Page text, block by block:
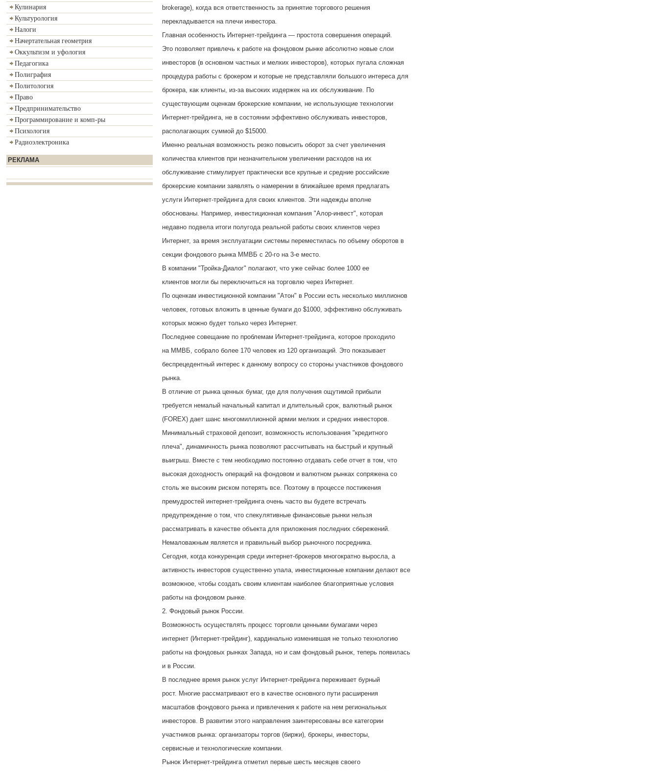
Кулинария
Культурология
Налоги
Начертательная геометрия
Оккультизм и уфология
Педагогика
Полиграфия
Политология
Право
Предпринимательство
Программирование и комп-ры
Психология
Радиоэлектроника
РЕКЛАМА
brokerage), когда вся ответственность за принятие торгового решения
перекладывается на плечи инвестора.
Главная особенность Интернет-трейдинга — простота совершения операций.
Это позволяет привлечь к работе на фондовом рынке абсолютно новые слои
инвесторов (в основном частных и мелких инвесторов), которых пугала сложная
процедура работы с брокером и которые не представляли большого интереса для
брокера, как клиенты, из-за высоких издержек на их обслуживание. По
существующим оценкам брокерские компании, не использующие технологии
Интернет-трейдинга, не в состоянии эффективно обслуживать инвесторов,
располагающих суммой до $15000.
Именно реальная возможность резко повысить оборот за счет увеличения
количества клиентов при незначительном увеличении расходов на их
обслуживание стимулирует практически все крупные и средние российские
брокерские компании заявлять о намерении в ближайшее время предлагать
услуги Интернет-трейдинга для своих клиентов. Эти надежды вполне
обоснованы. Например, инвестиционная компания "Алор-инвест", которая
недавно подвела итоги полугода реальной работы своих клиентов через
Интернет, за время эксплуатации системы переместилась по объему оборотов в
секции фондового рынка ММВБ с 20-го на 3-е место.
В компании "Тройка-Диалог" полагают, что уже сейчас более 1000 ее
клиентов могли бы переключиться на торговлю через Интернет.
По оценкам инвестиционной компании "Атон" в России есть несколько миллионов
человек, готовых вложить в ценные бумаги до $1000, эффективно обслуживать
которых можно будет только через Интернет.
Последнее совещание по проблемам Интернет-трейдинга, которое проходило
на ММВБ, собрало более 170 человек из 120 организаций. Это показывает
беспрецедентный интерес к данному вопросу со стороны участников фондового
рынка.
В отличие от рынка ценных бумаг, где для получения ощутимой прибыли
требуется немалый начальный капитал и длительный срок, валютный рынок
(FOREX) дает шанс многомиллионной армии мелких и средних инвесторов.
Минимальный страховой депозит, возможность использования "кредитного
плеча", динамичность рынка позволяют рассчитывать на быстрый и крупный
выигрыш. Вместе с тем необходимо постоянно отдавать себе отчет в том, что
высокая доходность операций на фондовом и валютном рынках сопряжена со
столь же высоким риском потерять все. Поэтому в процессе постижения
премудростей интернет-трейдинга очень часто вы будете встречать
предупреждение о том, что спекулятивные финансовые рынки нельзя
рассматривать в качестве объекта для приложения последних сбережений.
Немаловажным является и правильный выбор рыночного посредника.
Сегодня, когда конкуренция среди интернет-брокеров многократно выросла, а
активность инвесторов существенно упала, инвестиционные компании делают все
возможное, чтобы создать своим клиентам наиболее благоприятные условия
работы на фондовом рынке.
2. Фондовый рынок России.
Возможность осуществлять процесс торговли ценными бумагами через
интернет (Интернет-трейдинг), кардинально изменившая не только технологию
работы на фондовых рынках Запада, но и сам фондовый рынок, теперь появилась
и в России.
В последнее время рынок услуг Интернет-трейдинга переживает бурный
рост. Многие рассматривают его в качестве основного пути расширения
масштабов фондового рынка и привлечения к работе на нем региональных
инвесторов. В развитии этого направления заинтересованы все категории
участников рынка: организаторы торгов (биржи), брокеры, инвесторы,
сервисные и технологические компании.
Рынок Интернет-трейдинга отметил первые шесть месяцев своего